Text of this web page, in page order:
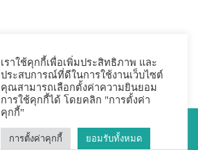
เราใช้คุกกี้เพื่อเพิ่มประสิทธิภาพ และ
ประสบการณ์ที่ดีในการใช้งานเว็บไซต์
คุณสามารถเลือกตั้งค่าความยินยอม
การใช้คุกกี้ได้ โดยคลิก "การตั้งค่า
คุกกี้"
การตั้งค่าคุกกี้ ยอมรับทั้งหมด